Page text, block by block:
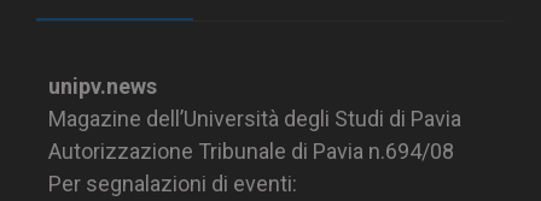
unipv.news
Magazine dell’Università degli Studi di Pavia
Autorizzazione Tribunale di Pavia n.694/08
Per segnalazioni di eventi: